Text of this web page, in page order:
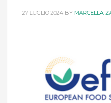
27 LUGLIO 2024 BY MARCELLA